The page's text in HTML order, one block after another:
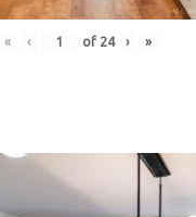
« ‹ of 24 › »